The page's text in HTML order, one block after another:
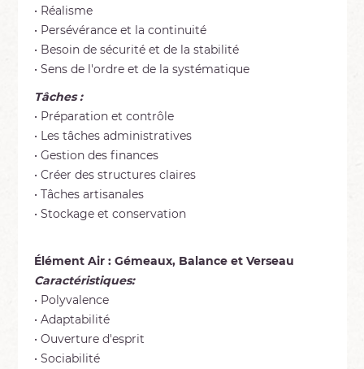
• Réalisme
• Persévérance et la continuité
• Besoin de sécurité et de la stabilité
• Sens de l'ordre et de la systématique
Tâches :
• Préparation et contrôle
• Les tâches administratives
• Gestion des finances
• Créer des structures claires
• Tâches artisanales
• Stockage et conservation
Élément Air : Gémeaux, Balance et Verseau
Caractéristiques:
• Polyvalence
• Adaptabilité
• Ouverture d'esprit
• Sociabilité